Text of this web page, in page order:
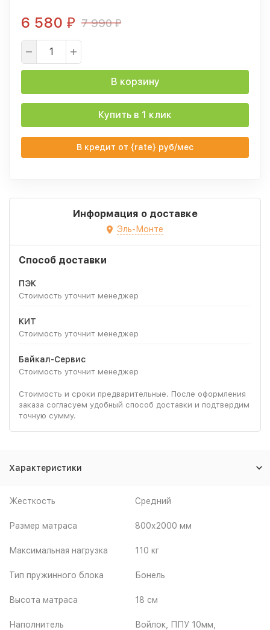
6 580 ₽ 7 990₽
В корзину
Купить в 1 клик
В кредит от {rate} руб/мес
Информация о доставке
Эль-Монте
Способ доставки
ПЭК
Стоимость уточнит менеджер
КИТ
Стоимость уточнит менеджер
Байкал-Сервис
Стоимость уточнит менеджер
Стоимость и сроки предварительные. После оформления
заказа согласуем удобный способ доставки и подтвердим
точную сумму.
Характеристики
Жесткость Средний
Размер матраса 800х2000 мм
Максимальная нагрузка 110 кг
Тип пружинного блока Бонель
Высота матраса 18 см
Наполнитель
Войлок, ППУ 10мм,